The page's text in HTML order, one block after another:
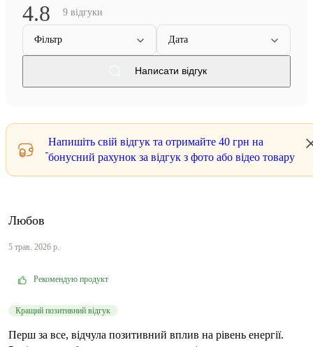
4.8 9 відгуки
Фільтр Дата
Написати відгук
Напишіть свій відгук та отримайте 40 грн на
бонусний рахунок за відгук з фото або відео товару
Любов
5 трав. 2026 р.
Рекомендую продукт
Кращий позитивний відгук
Перш за все, відчула позитивний вплив на рівень енергії.